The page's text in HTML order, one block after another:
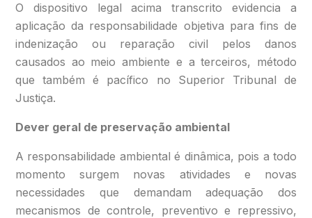
O dispositivo legal acima transcrito evidencia a
aplicação da responsabilidade objetiva para fins de
indenização ou reparação civil pelos danos
causados ao meio ambiente e a terceiros, método
que também é pacífico no Superior Tribunal de
Justiça.
Dever geral de preservação ambiental
A responsabilidade ambiental é dinâmica, pois a todo
momento surgem novas atividades e novas
necessidades que demandam adequação dos
mecanismos de controle, preventivo e repressivo,